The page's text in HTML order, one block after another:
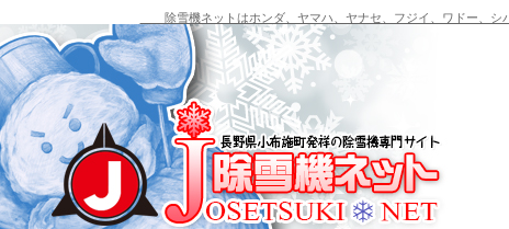
除雪機ネットはホンダ、ヤマハ、ヤナセ、フジイ、ワドー、シ